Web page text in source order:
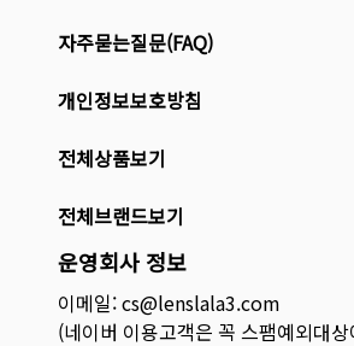
자주묻는질문(FAQ)
개인정보보호방침
전체상품보기
전체브랜드보기
운영회사 정보
이메일: cs@lenslala3.com
(네이버 이용고객은 꼭 스팸예외대